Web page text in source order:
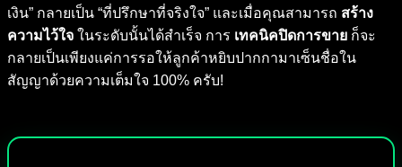
เงิน” กลายเป็น “ที่ปรึกษาที่จริงใจ” และเมื่อคุณสามารถ สร้าง
ความไว้ใจ ในระดับนั้นได้สำเร็จ การ เทคนิคปิดการขาย ก็จะ
กลายเป็นเพียงแค่การรอให้ลูกค้าหยิบปากกามาเซ็นชื่อใน
สัญญาด้วยความเต็มใจ 100% ครับ!